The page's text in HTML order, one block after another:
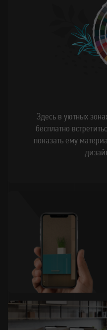
Здесь в уютных
бесплатно
показать ему